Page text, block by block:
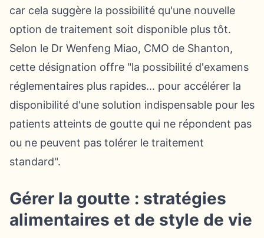
car cela suggère la possibilité qu'une nouvelle
option de traitement soit disponible plus tôt.
Selon le Dr Wenfeng Miao, CMO de Shanton,
cette désignation offre "la possibilité d'examens
réglementaires plus rapides... pour accélérer la
disponibilité d'une solution indispensable pour les
patients atteints de goutte qui ne répondent pas
ou ne peuvent pas tolérer le traitement
standard".
Gérer la goutte : stratégies
alimentaires et de style de vie